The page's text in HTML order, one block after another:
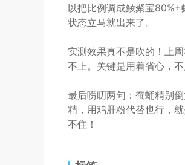
以把比例调成鲮聚宝80%+
状态立马就出来了。
实测效果真不是吹的！上
不上。关键是用着省心，
最后唠叨两句：蚕蛹精别
精，用鸡肝粉代替也行，
不住！